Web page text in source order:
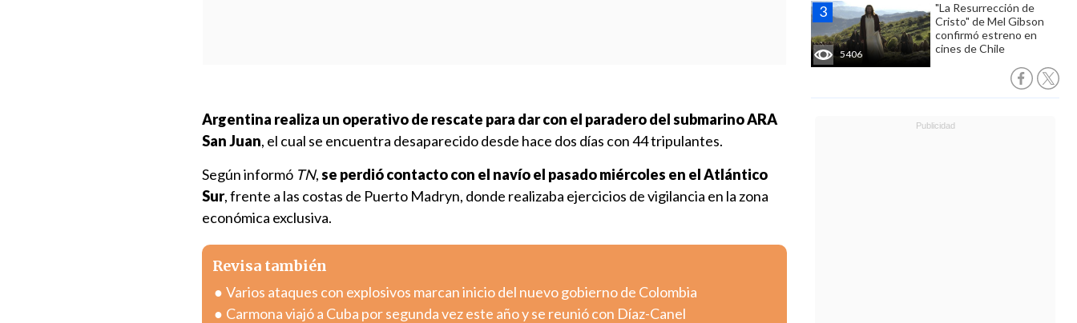
5406
"La Resurrección de
Cristo" de Mel Gibson
confirmó estreno en
cines de Chile
Argentina realiza un operativo de rescate para dar con el paradero del submarino ARA
San Juan, el cual se encuentra desaparecido desde hace dos días con 44 tripulantes.
Según informó TN,se perdió contacto con el navío el pasado miércoles en el Atlántico
Sur, frente a las costas de Puerto Madryn, donde realizaba ejercicios de vigilancia en la zona
económica exclusiva.
Revisa también
Varios ataques con explosivos marcan inicio del nuevo gobierno de Colombia
Carmona viajó a Cuba por segunda vez este año y se reunió con Díaz-Canel